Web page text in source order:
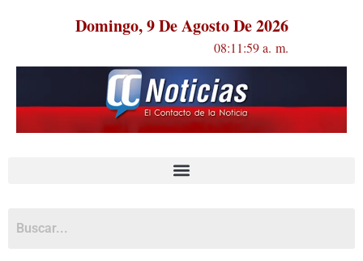
Domingo, 9 De Agosto De 2026
08:11:59 a. m.